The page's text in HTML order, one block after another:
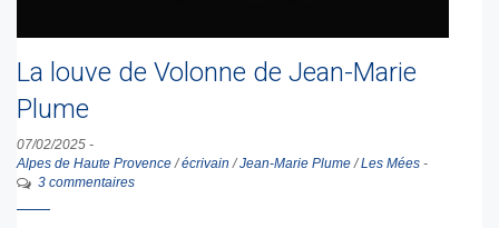
La louve de Volonne de Jean-Marie
Plume
07/02/2025 -
Alpes de Haute Provence/écrivain /Jean-Marie Plume/Les Mées -
3 commentaires